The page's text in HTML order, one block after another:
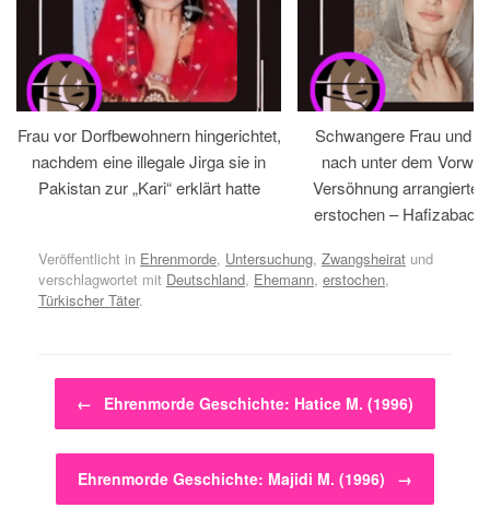
Frau vor Dorfbewohnern hingerichtet,
nachdem eine illegale Jirga sie in
Pakistan zur „Kari“ erklärt hatte
Schwangere Frau und
nach unter dem
Versöhnung
erstochen – Hafizabad,
Veröffentlicht in Ehrenmorde, Untersuchung, Zwangsheirat und
verschlagwortet mit Deutschland, Ehemann, erstochen,
Türkischer Täter.
Beitragsnavigation
← Ehrenmorde Geschichte: Hatice M. (1996)
Ehrenmorde Geschichte: Majidi M. (1996) →